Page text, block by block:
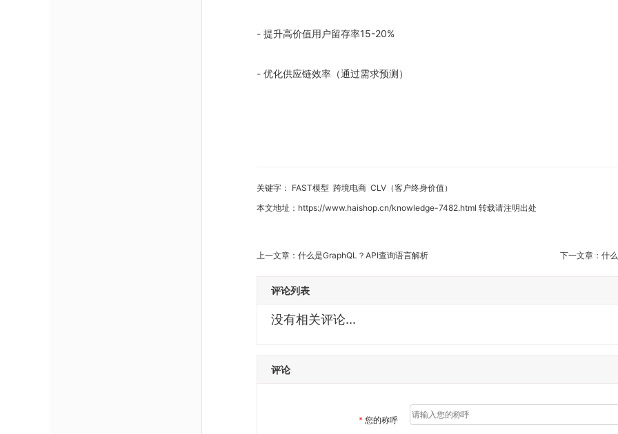
- 提升高价值用户留存率15-20%
- 优化供应链效率（通过需求预测）
关键字： FAST模型 跨境电商 CLV（客户终身价值）
本文地址： https://www.haishop.cn/knowledge-7482.html 转载请注明出处
上一文章： 什么是GraphQL？API查询语言解析 下一文章： 什
评论列表
没有相关评论...
评论
* 您的称呼